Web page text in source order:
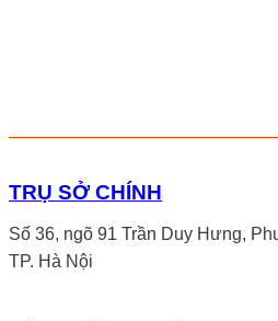
TRỤ SỞ CHÍNH
Số 36, ngõ 91 Trần Duy Hưng,
TP. Hà Nội